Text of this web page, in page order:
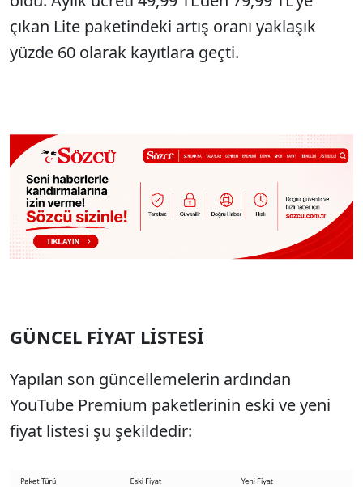
çıkan Lite paketindeki artış oranı yaklaşık
yüzde 60 olarak kayıtlara geçti.
GÜNCEL FİYAT LİSTESİ
Yapılan son güncellemelerin ardından
YouTube Premium paketlerinin eski ve yeni
fiyat listesi şu şekildedir: